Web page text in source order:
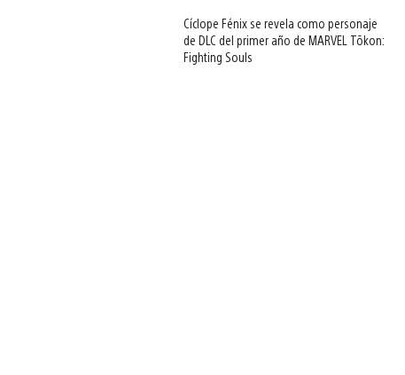
Cíclope Fénix se revela como personaje
de DLC del primer año de MARVEL Tōkon:
Fighting Souls